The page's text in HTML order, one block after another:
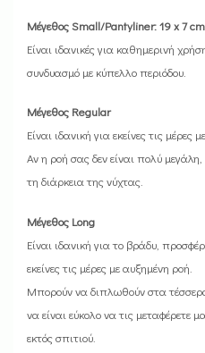
Μέγεθος Small/Pantyliner: 19 x 7 cm
Είναι ιδανικές για καθημερινή
συνδυασμό με κύπελλο περιόδου.
Μέγεθος Regular
Είναι ιδανική για εκείνες τις μέρες
Αν η ροή σας δεν είναι πολύ
τη διάρκεια της νύχτας.
Μέγεθος Long
Είναι ιδανική για το βράδυ,
εκείνες τις μέρες με αυξημένη ροή.
Μπορούν να διπλωθούν στα
να είναι εύκολο να τις μεταφέρετε
εκτός σπιτιού.